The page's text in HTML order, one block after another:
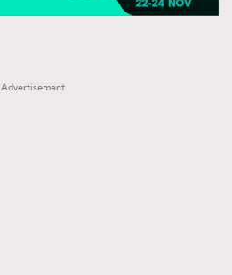
Advertisement